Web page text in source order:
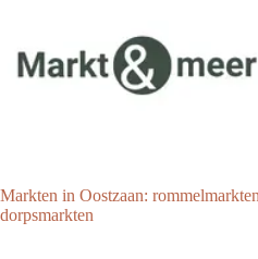
inhoud
Markten in Oostzaan:
dorpsmarkten